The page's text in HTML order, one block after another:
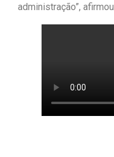
administração”, afirmou.